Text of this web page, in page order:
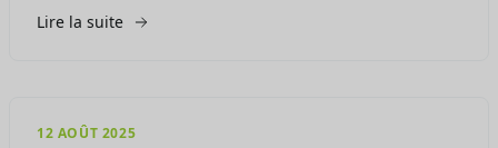
Lire la suite
12 AOÛT 2025